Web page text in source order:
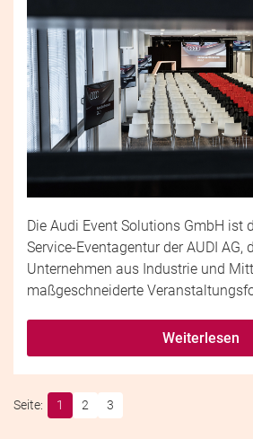
Die Audi Event Solutions GmbH ist
Service-Eventagentur der AUDI AG,
Unternehmen aus Industrie und
maßgeschneiderte
Weiterlesen
1 2 3